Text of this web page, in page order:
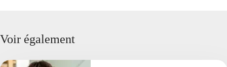
Voir également